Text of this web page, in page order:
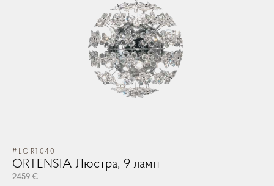
#LOR1040
ORTENSIA Люстра, 9 ламп
2459 €